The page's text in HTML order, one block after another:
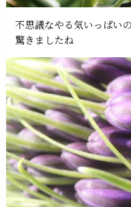
不思議なやる気いっぱい
驚きましたね